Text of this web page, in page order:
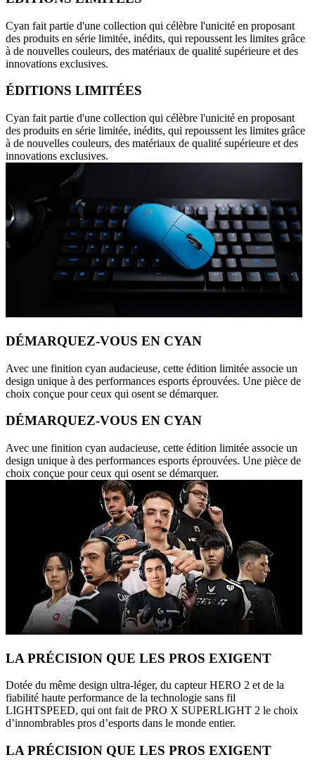
Cyan fait partie d'une collection qui célèbre l'unicité en proposant
des produits en série limitée, inédits, qui repoussent les limites grâce
à de nouvelles couleurs, des matériaux de qualité supérieure et des
innovations exclusives.
ÉDITIONS LIMITÉES
Cyan fait partie d'une collection qui célèbre l'unicité en proposant
des produits en série limitée, inédits, qui repoussent les limites grâce
à de nouvelles couleurs, des matériaux de qualité supérieure et des
innovations exclusives.
DÉMARQUEZ-VOUS EN CYAN
Avec une finition cyan audacieuse, cette édition limitée associe un
design unique à des performances esports éprouvées. Une pièce de
choix conçue pour ceux qui osent se démarquer.
DÉMARQUEZ-VOUS EN CYAN
Avec une finition cyan audacieuse, cette édition limitée associe un
design unique à des performances esports éprouvées. Une pièce de
choix conçue pour ceux qui osent se démarquer.
LA PRÉCISION QUE LES PROS EXIGENT
Dotée du même design ultra-léger, du capteur HERO 2 et de la
fiabilité haute performance de la technologie sans fil
LIGHTSPEED, qui ont fait de PRO X SUPERLIGHT 2 le choix
d’innombrables pros d’esports dans le monde entier.
LA PRÉCISION QUE LES PROS EXIGENT